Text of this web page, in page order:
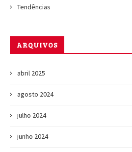
Tendências
ARQUIVOS
abril 2025
agosto 2024
julho 2024
junho 2024